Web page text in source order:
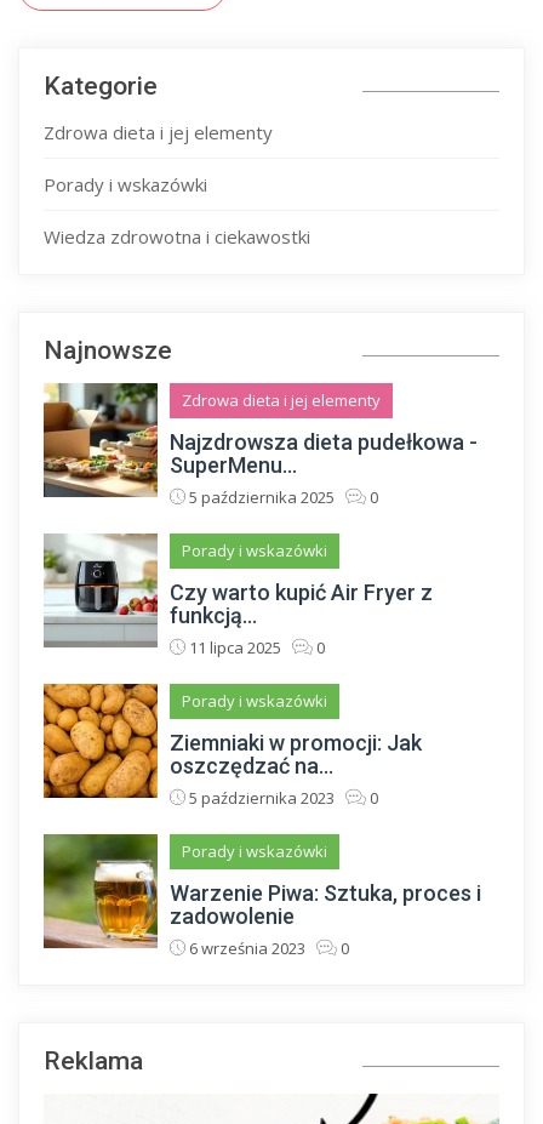
Kategorie
Zdrowa dieta i jej elementy
Porady i wskazówki
Wiedza zdrowotna i ciekawostki
Najnowsze
Zdrowa dieta i jej elementy
Najzdrowsza dieta pudełkowa -
SuperMenu...
5 października 2025 0
Porady i wskazówki
Czy warto kupić Air Fryer z
funkcją...
11 lipca 2025 0
Porady i wskazówki
Ziemniaki w promocji: Jak
oszczędzać na...
5 października 2023 0
Porady i wskazówki
Warzenie Piwa: Sztuka, proces i
zadowolenie
6 września 2023 0
Reklama